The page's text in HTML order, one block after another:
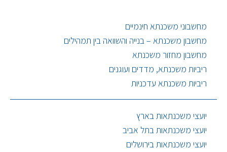
מחשבוני משכנתא חינמיים
מחשבון משכנתא – בנייה והשוואה בין תמהילים
מחשבון מחזור משכנתא
ריביות משכנתא, מדדים ועוגנים
ריביות משכנתא עדכניות
יועצי משכנתאות בארץ
יועצי משכנתאות בתל אביב
יועצי משכנתאות בירושלים